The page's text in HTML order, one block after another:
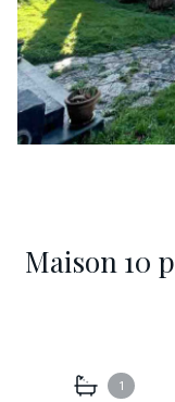
Maison 10 pièce(s) 5 chambre(s) 166
1